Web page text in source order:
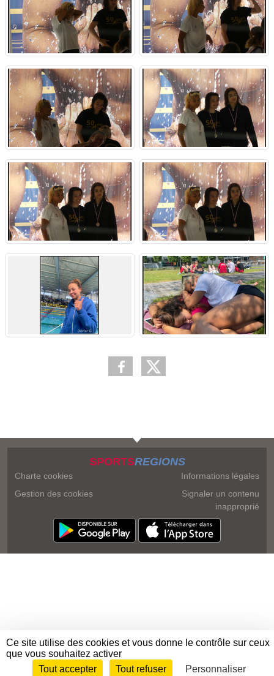
SPORTSREGIONS
Charte cookies
Gestion des cookies
Informations légales
Signaler un contenu
inapproprié
Envie de participer ? Connexion
Ce site utilise des cookies et vous donne le contrôle sur ceux
que vous souhaitez activer
Tout accepter
Tout refuser Personnaliser